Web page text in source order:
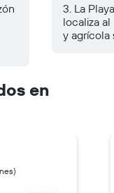
3. La
localiza
y agrícola
en